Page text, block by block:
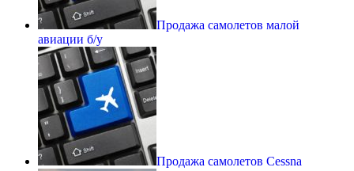
Продажа самолетов малой
авиации б/у
Продажа самолетов Cessna